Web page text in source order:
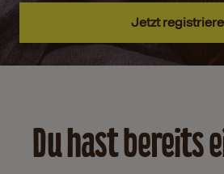
Jetzt
Du hast bereits